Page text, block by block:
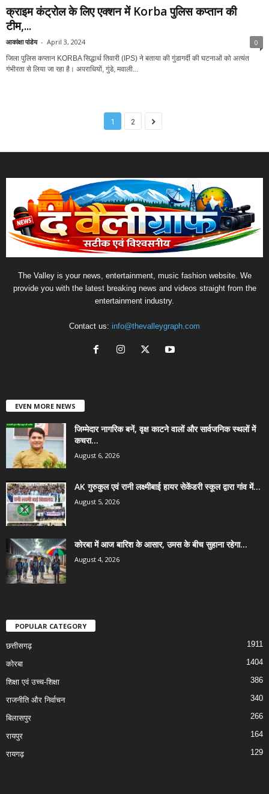
क्राइम कंट्रोल के लिए एक्शन में Korba पुलिस कप्तान की
टीम,...
आकांक्षा पांडेय - April 3, 2024 0
जिला पुलिस कप्तान KORBA सिद्धार्थ तिवारी (IPS) ने बताया की गुंडागर्दी की घटनाओं को अत्यंत
गंभीरता से लिया जा रहा है। अपराधियों, गुंडे, मवाली...
1 2
The Valley is your news, entertainment, music fashion website. We
provide you with the latest breaking news and videos straight from the
entertainment industry.
Contact us: info@thevalleygraph.com
EVEN MORE NEWS
जिम्मेदार नागरिक बनें, वृक्ष काटने वालों और सार्वजनिक स्थलों में
कचरा...
August 6, 2026
AK गुरुकुल एवं रानी लक्ष्मीबाई हायर सेकेंडरी स्कूल द्वारा गांव में...
August 5, 2026
कोरबा में आज बारिश के आसार, उमस के बीच सुहाना रहेगा...
August 4, 2026
POPULAR CATEGORY
छत्तीसगढ़ 1911
कोरबा 1404
शिक्षा एवं उच्च-शिक्षा 386
राजनीति और निर्वाचन 340
बिलासपुर 266
रायपुर 164
रायगढ़ 129